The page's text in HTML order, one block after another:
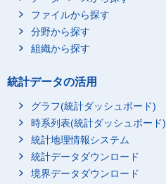
ファイルから探す
分野から探す
組織から探す
統計データの活用
グラフ(統計ダッシュボード)
時系列表(統計ダッシュボード)
統計地理情報システム
統計データダウンロード
境界データダウンロード